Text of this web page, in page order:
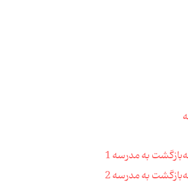
بازگشت به مدرسه 1
بازگشت به مدرسه 2